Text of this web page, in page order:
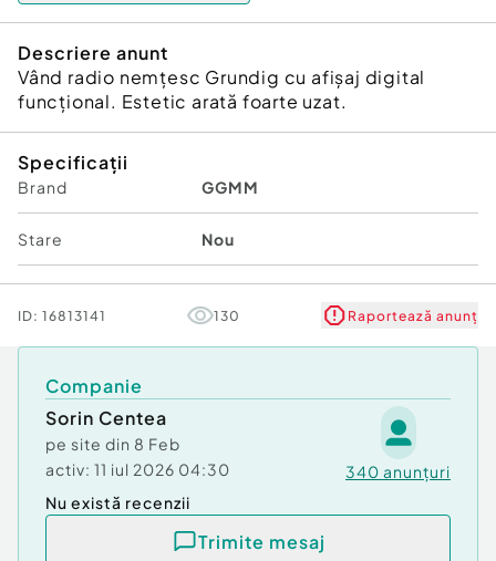
Descriere anunt
Vând radio nemțesc Grundig cu afișaj digital
funcțional. Estetic arată foarte uzat.
Specificații
Brand GGMM
Stare Nou
ID: 16813141 130 Raportează anunț
Companie
Sorin Centea
pe site din 8 Feb
activ: 11 iul 2026 04:30 340 anunțuri
Nu există recenzii
Trimite mesaj